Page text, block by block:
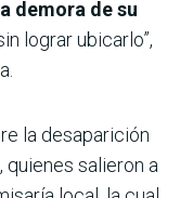
demora de su
lograr ubicarlo”,
la desaparición
salieron a